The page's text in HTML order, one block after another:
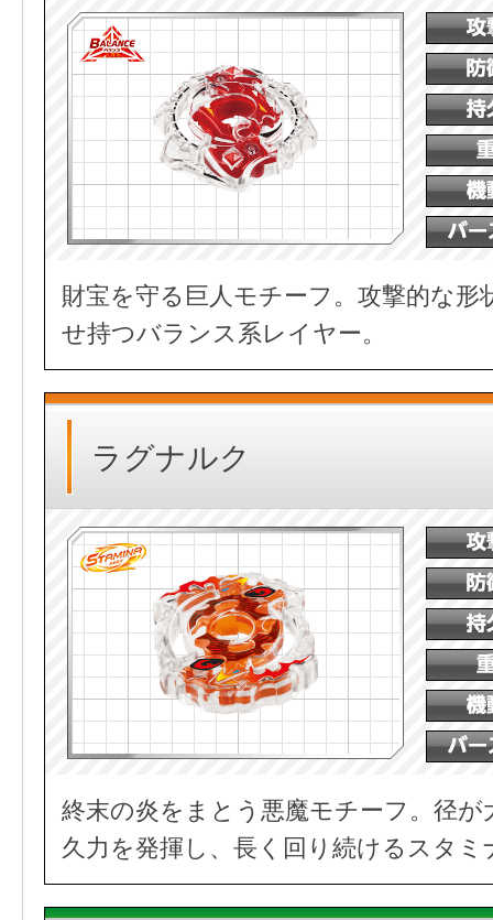
財宝を守る巨人モチーフ。攻撃的な形
せ持つバランス系レイヤー。
ラグナルク
終末の炎をまとう悪魔モチーフ。径
久力を発揮し、長く回り続けるスタミ